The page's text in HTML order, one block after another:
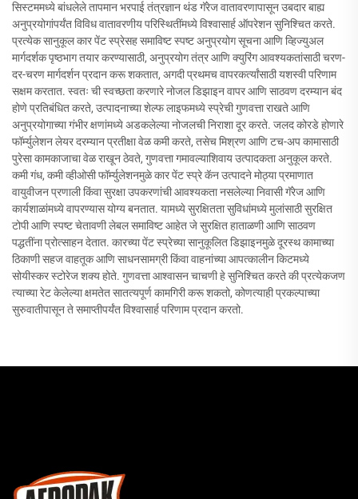
सिस्टममध्ये बांधलेले तापमान भरपाई तंत्रज्ञान थंड गॅरेज वातावरणापासून उबदार बाह्य
अनुप्रयोगांपर्यंत विविध वातावरणीय परिस्थितींमध्ये विश्वासार्ह ऑपरेशन सुनिश्चित करते.
प्रत्येक सानुकूल कार पेंट स्प्रेसह समाविष्ट स्पष्ट अनुप्रयोग सूचना आणि व्हिज्युअल
मार्गदर्शक पृष्ठभाग तयार करण्यासाठी, अनुप्रयोग तंत्र आणि क्युरिंग आवश्यकतांसाठी चरण-
दर-चरण मार्गदर्शन प्रदान करू शकतात, अगदी प्रथमच वापरकर्त्यांसाठी यशस्वी परिणाम
सक्षम करतात. स्वतः ची स्वच्छता करणारे नोजल डिझाइन वापर आणि साठवण दरम्यान बंद
होणे प्रतिबंधित करते, उत्पादनाच्या शेल्फ लाइफमध्ये स्प्रेची गुणवत्ता राखते आणि
अनुप्रयोगाच्या गंभीर क्षणांमध्ये अडकलेल्या नोजलची निराशा दूर करते. जलद कोरडे होणारे
फॉर्म्युलेशन लेयर दरम्यान प्रतीक्षा वेळ कमी करते, तसेच मिश्रण आणि टच-अप कामासाठी
पुरेसा कामकाजाचा वेळ राखून ठेवते, गुणवत्ता गमावल्याशिवाय उत्पादकता अनुकूल करते.
कमी गंध, कमी व्हीओसी फॉर्म्युलेशनमुळे कार पेंट स्प्रे कॅन उत्पादने मोठ्या प्रमाणात
वायुवीजन प्रणाली किंवा सुरक्षा उपकरणांची आवश्यकता नसलेल्या निवासी गॅरेज आणि
कार्यशाळांमध्ये वापरण्यास योग्य बनतात. यामध्ये सुरक्षितता सुविधांमध्ये मुलांसाठी सुरक्षित
टोपी आणि स्पष्ट चेतावणी लेबल समाविष्ट आहेत जे सुरक्षित हाताळणी आणि साठवण
पद्धतींना प्रोत्साहन देतात. कारच्या पेंट स्प्रेच्या सानुकूलित डिझाइनमुळे दूरस्थ कामाच्या
ठिकाणी सहज वाहतूक आणि साधनसामग्री किंवा वाहनांच्या आपत्कालीन किटमध्ये
सोयीस्कर स्टोरेज शक्य होते. गुणवत्ता आश्वासन चाचणी हे सुनिश्चित करते की प्रत्येकजण
त्याच्या रेट केलेल्या क्षमतेत सातत्यपूर्ण कामगिरी करू शकतो, कोणत्याही प्रकल्पाच्या
सुरुवातीपासून ते समाप्तीपर्यंत विश्वासार्ह परिणाम प्रदान करतो.